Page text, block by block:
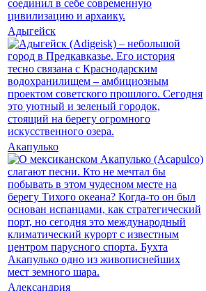
Адыгейск
Акапулько
Александрия